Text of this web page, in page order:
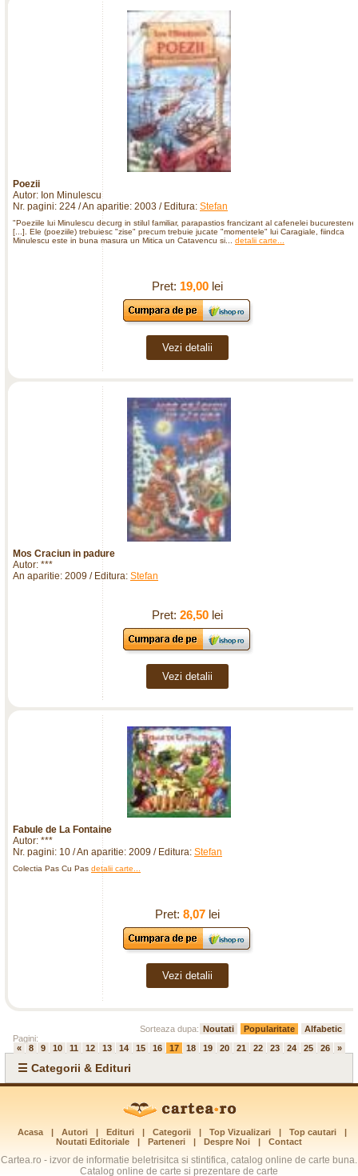
Poezii
Autor: Ion Minulescu
Nr. pagini: 224 / An aparitie: 2003 / Editura: Stefan
"Poeziile lui Minulescu decurg in stilul familiar, parapastios francizant al cafenelei bucurestene
[...]. Ele (poeziile) trebuiesc "zise" precum trebuie jucate "momentele" lui Caragiale, fiindca
Minulescu este in buna masura un Mitica un Catavencu si... detalii carte...
Pret: 19,00lei
Vezi detalii
Mos Craciun in padure
Autor: ***
An aparitie: 2009 / Editura: Stefan
Pret: 26,50lei
Vezi detalii
Fabule de La Fontaine
Autor: ***
Nr. pagini: 10 / An aparitie: 2009 / Editura: Stefan
Colectia Pas Cu Pas detalii carte...
Pret: 8,07lei
Vezi detalii
Sorteaza dupa: Noutati Popularitate
Alfabetic
Pagini:
«
8 9 10 11 12 13 14 15 16 17 18 19 20 21 22 23 24 25 26 »
☰ Categorii & Edituri
Acasa | Autori | Edituri | Categorii | Top Vizualizari | Top cautari
|
Noutati Editoriale
| Parteneri | Despre Noi | Contact
Cartea.ro - izvor de informatie beletrisitca si stintifica, catalog online de carte buna.
Catalog online de carte si prezentare de carte